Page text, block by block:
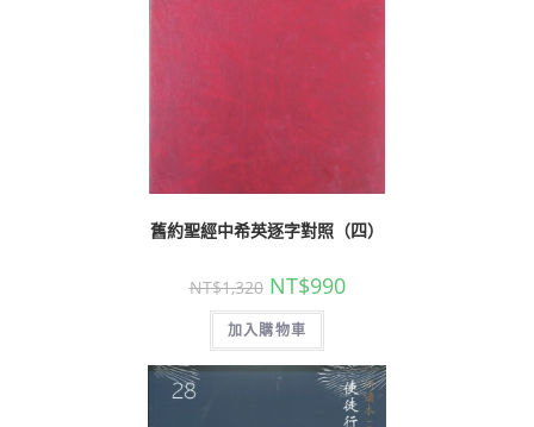
舊約聖經中希英逐字對照（四）
NT$1,320 NT$990
加入購物車